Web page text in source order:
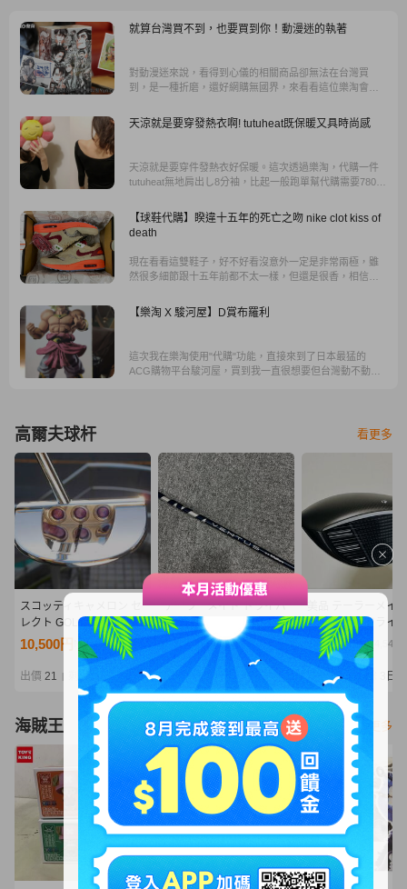
就算台灣買不到，也要買到你！動漫迷的執著
對動漫迷來說，看得到心儀的相關商品卻無法在台灣買
到，是一種折磨，還好網購無國界，來看看這位樂淘會員
天涼就是要穿發熱衣啊! tutuheat既保暖又具時尚感
天涼就是要穿件發熱衣好保暖。這次透過樂淘，代購一件
tutuheat無地肩出し8分袖，比起一般跑單幫代購需要780
非常划算，也讓我忍不住一次入手二件。
【球鞋代購】睽違十五年的死亡之吻 nike clot kiss of
death
現在看看這雙鞋子，好不好看沒意外一定是非常兩極，雖
然很多細節跟十五年前都不太一樣，但還是很香，相信很
只能說冠希真的走得很前面，我心中亞洲的潮流ICON還是
他
【樂淘 X 駿河屋】D賞布羅利
這次我在樂淘使用"代購"功能，直接來到了日本最猛的
ACG購物平台駿河屋，買到我一直很想要但台灣動不動就
高爾夫球杆 看更多
スコッティキャメロン セ
レクト GOLO S5 センタ
ーシャフト ☆ ミラーフィ
ニッシュ！！正規品で
す！
10,500円 NT2,272
出價 21 剩餘
テーラーメイド ドライバ
ー用 スリーブ・グリップ
付シャフト単体 VENTUS
BLUE VELOCORE ベン
タス ブルー 6S フジク
ラ
1,100円NT238
出價18 剩餘 1日
美品 テーラーメイド
Qi4D 10.5° ドライ
ッド 単体 HC付 日
正規品 ヘッドのみ
21,000円NT4,544
出價18 3日
海賊王 看更多